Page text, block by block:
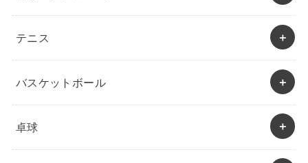
テニス
バスケットボール
卓球